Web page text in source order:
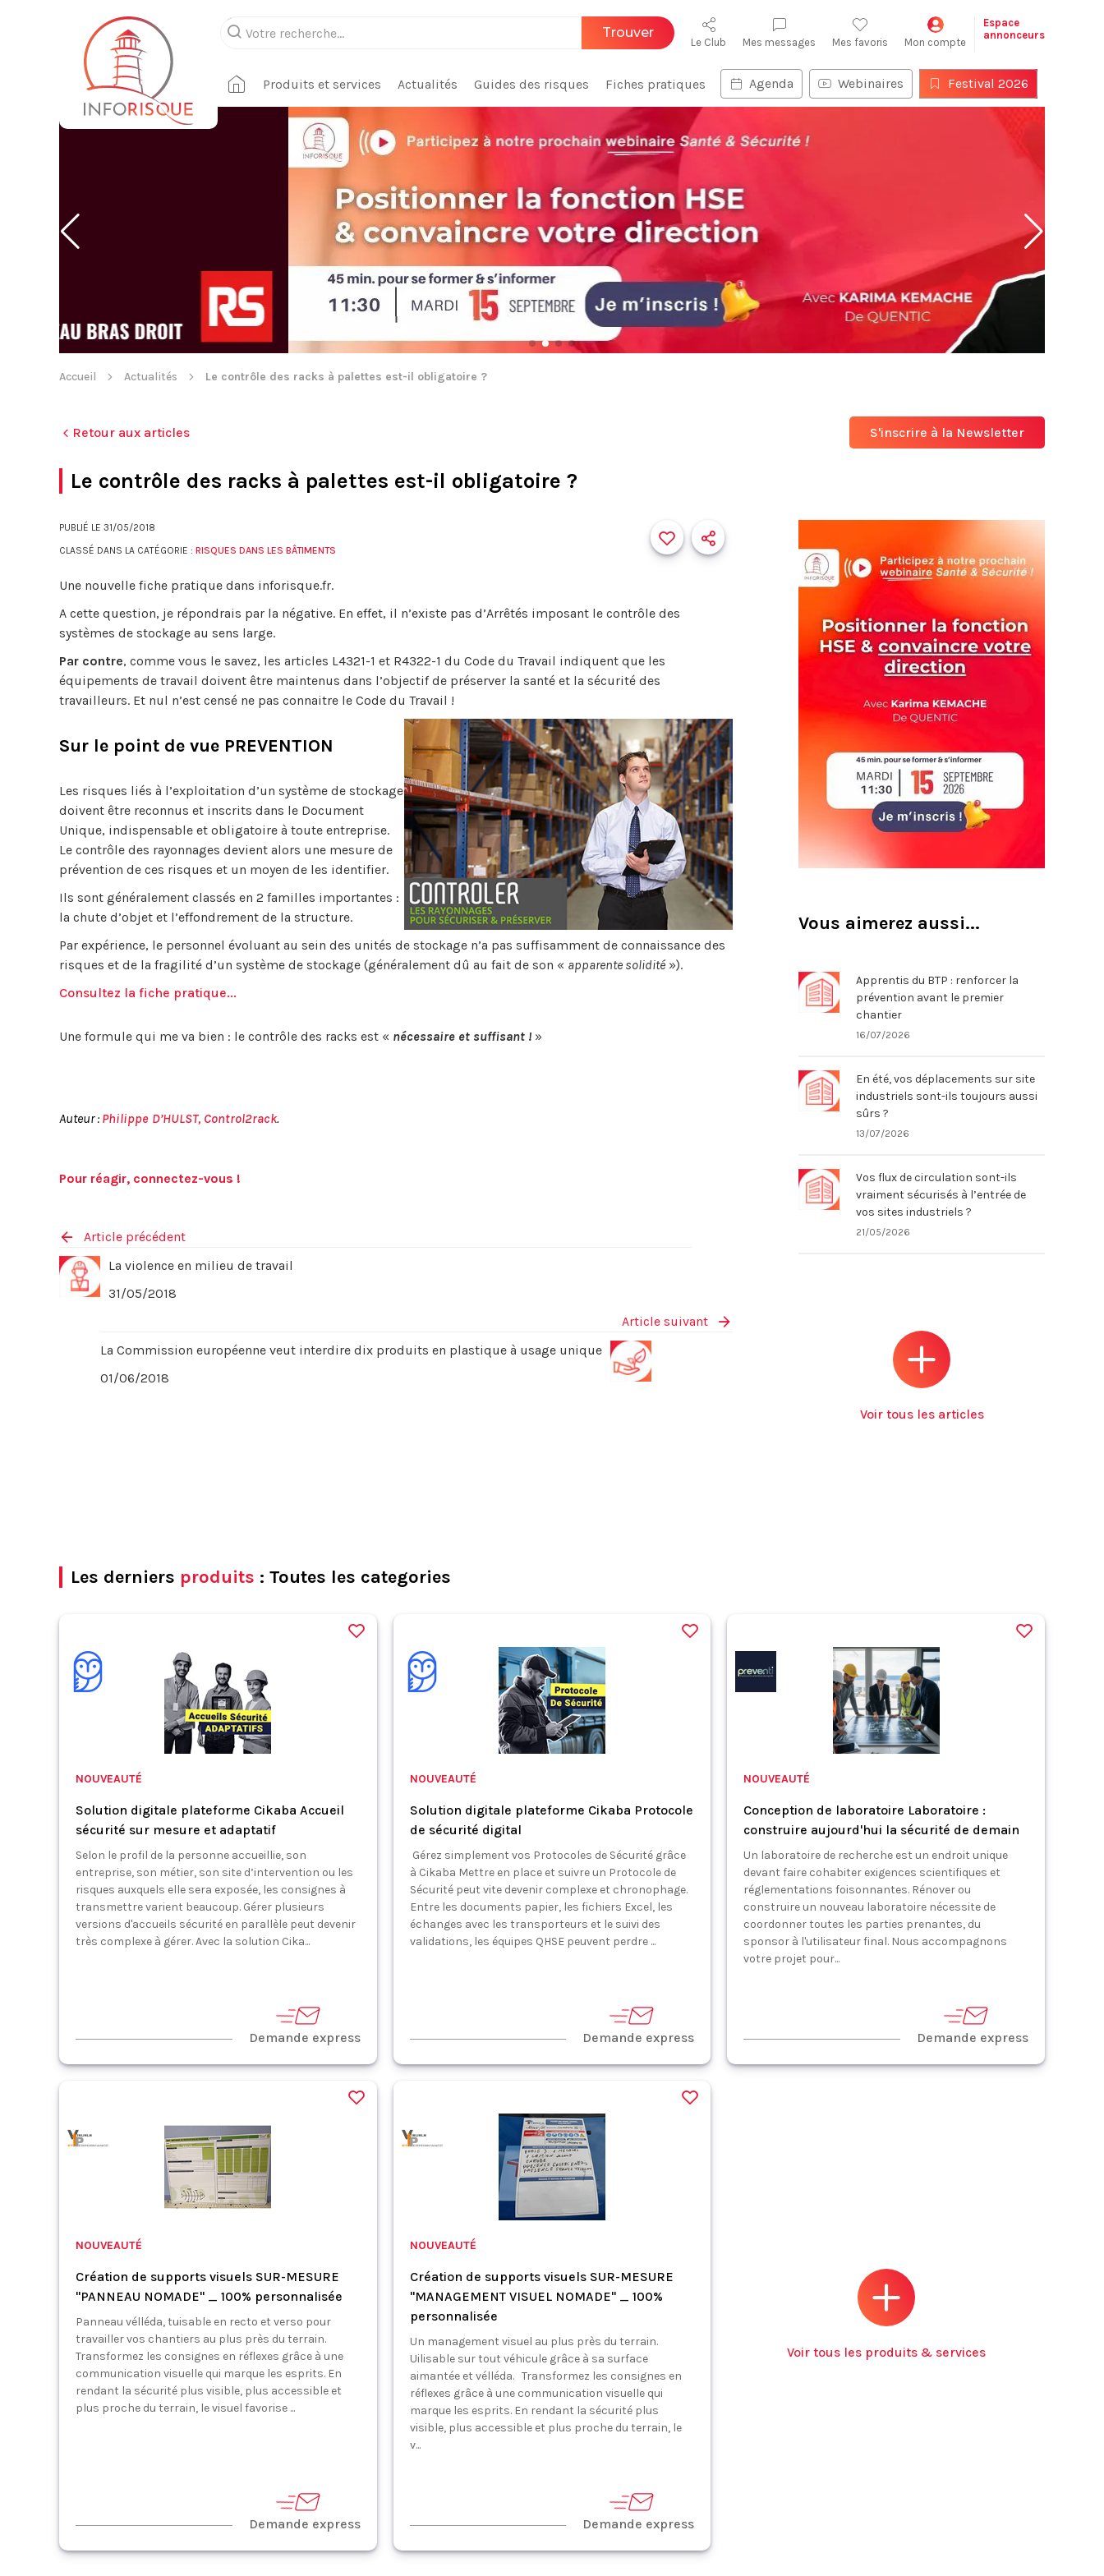
Trouver
Le Club Mes messages Mes favoris Mon compte
Espace
annonceurs
Produits et services Actualités Guides des risques Fiches pratiques Agenda Webinaires Festival 2026
Accueil Actualités Le contrôle des racks à palettes est-il obligatoire ?
Retour aux articles S'inscrire à la Newsletter
Le contrôle des racks à palettes est-il obligatoire ?
PUBLIÉ LE 31/05/2018
CLASSÉ DANS LA CATÉGORIE : RISQUES DANS LES BÂTIMENTS
Une nouvelle fiche pratique dans inforisque.fr.
A cette question, je répondrais par la négative. En effet, il n’existe pas d’Arrêtés imposant le contrôle des
systèmes de stockage au sens large.
Par contre, comme vous le savez, les articles L4321-1 et R4322-1 du Code du Travail indiquent que les
équipements de travail doivent être maintenus dans l’objectif de préserver la santé et la sécurité des
travailleurs. Et nul n’est censé ne pas connaitre le Code du Travail !
Sur le point de vue PREVENTION
Les risques liés à l’exploitation d’un système de stockage
doivent être reconnus et inscrits dans le Document
Unique, indispensable et obligatoire à toute entreprise.
Le contrôle des rayonnages devient alors une mesure de
prévention de ces risques et un moyen de les identifier.
Ils sont généralement classés en 2 familles importantes :
la chute d’objet et l’effondrement de la structure.
Par expérience, le personnel évoluant au sein des unités de stockage n’a pas suffisamment de connaissance des
risques et de la fragilité d’un système de stockage (généralement dû au fait de son « apparente solidité »).
Consultez la fiche pratique...
Une formule qui me va bien : le contrôle des racks est « nécessaire et suffisant ! »
Auteur : Philippe D’HULST, Control2rack.
Pour réagir, connectez-vous !
Article précédent
La violence en milieu de travail
31/05/2018
Article suivant
La Commission européenne veut interdire dix produits en plastique à usage unique
01/06/2018
Vous aimerez aussi...
Apprentis du BTP : renforcer la
prévention avant le premier
chantier
16/07/2026
En été, vos déplacements sur site
industriels sont-ils toujours aussi
sûrs ?
13/07/2026
Vos flux de circulation sont-ils
vraiment sécurisés à l’entrée de
vos sites industriels ?
21/05/2026
Voir tous les articles
Les derniers produits : Toutes les categories
NOUVEAUTÉ
Solution digitale plateforme Cikaba Accueil
sécurité sur mesure et adaptatif
Selon le profil de la personne accueillie, son
entreprise, son métier, son site d’intervention ou les
risques auxquels elle sera exposée, les consignes à
transmettre varient beaucoup. Gérer plusieurs
versions d'accueils sécurité en parallèle peut devenir
très complexe à gérer. Avec la solution Cika...
Demande express
NOUVEAUTÉ
Solution digitale plateforme Cikaba Protocole
de sécurité digital
Gérez simplement vos Protocoles de Sécurité grâce
à Cikaba Mettre en place et suivre un Protocole de
Sécurité peut vite devenir complexe et chronophage.
Entre les documents papier, les fichiers Excel, les
échanges avec les transporteurs et le suivi des
validations, les équipes QHSE peuvent perdre ...
Demande express
NOUVEAUTÉ
Conception de laboratoire Laboratoire :
construire aujourd'hui la sécurité de demain
Un laboratoire de recherche est un endroit unique
devant faire cohabiter exigences scientifiques et
réglementations foisonnantes. Rénover ou
construire un nouveau laboratoire nécessite de
coordonner toutes les parties prenantes, du
sponsor à l'utilisateur final. Nous accompagnons
votre projet pour...
Demande express
NOUVEAUTÉ
Création de supports visuels SUR-MESURE
"PANNEAU NOMADE" _ 100% personnalisée
Panneau vélléda, tuisable en recto et verso pour
travailler vos chantiers au plus près du terrain.
Transformez les consignes en réflexes grâce à une
communication visuelle qui marque les esprits. En
rendant la sécurité plus visible, plus accessible et
plus proche du terrain, le visuel favorise ...
Demande express
NOUVEAUTÉ
Création de supports visuels SUR-MESURE
"MANAGEMENT VISUEL NOMADE" _ 100%
personnalisée
Un management visuel au plus près du terrain.
Uilisable sur tout véhicule grâce à sa surface
aimantée et vélléda. Transformez les consignes en
réflexes grâce à une communication visuelle qui
marque les esprits. En rendant la sécurité plus
visible, plus accessible et plus proche du terrain, le
v...
Demande express
Voir tous les produits & services